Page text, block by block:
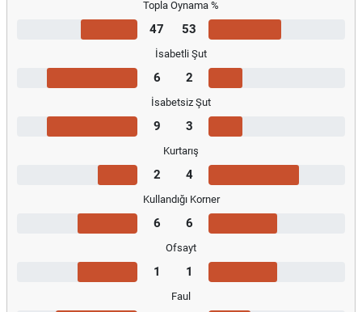
Topla Oynama %
47 53
İsabetli Şut
6 2
İsabetsiz Şut
9 3
Kurtarış
2 4
Kullandığı Korner
6 6
Ofsayt
1 1
Faul